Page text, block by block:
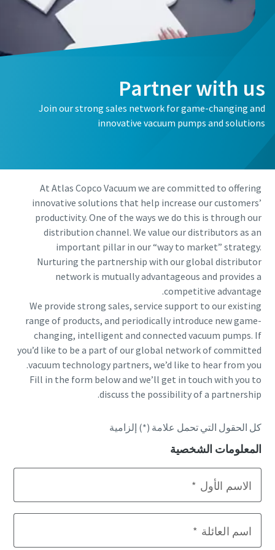
Partner with us
Join our strong sales network for game-changing and
innovative vacuum pumps and solutions
At Atlas Copco Vacuum we are committed to offering
innovative solutions that help increase our customers’
productivity. One of the ways we do this is through our
distribution channel. We value our distributors as an
important pillar in our “way to market” strategy.
Nurturing the partnership with our global distributor
network is mutually advantageous and provides a
competitive advantage.
We provide strong sales, service support to our existing
range of products, and periodically introduce new game-
changing, intelligent and connected vacuum pumps. If
you’d like to be a part of our global network of committed
vacuum technology partners, we’d like to hear from you.
Fill in the form below and we’ll get in touch with you to
discuss the possibility of a partnership.
كل الحقول التي تحمل علامة (*) إلزامية
المعلومات الشخصية
الاسم الأول
اسم العائلة
البريد الإلكتروني
معلومات إضافية
الشركة
البلد
الشارع
المدينة
الرمز البريدي
طلب
البريد الإلكتروني
معلومات إضافية
الشركة
البلد
الشارع
المدينة
الرمز البريدي
طلب
البريد الإلكتروني
معلومات إضافية
الشركة
البلد
الشارع
المدينة
الرمز البريدي
طلب